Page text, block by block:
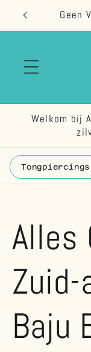
naar de
content
Geen
Welkom bij
Tongpiercings
Alles
Baju